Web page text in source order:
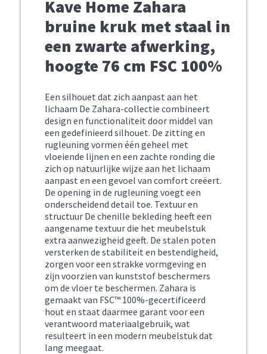
Kave Home Zahara
bruine kruk met staal in
een zwarte afwerking,
hoogte 76 cm FSC 100%
Een silhouet dat zich aanpast aan het
lichaam De Zahara-collectie combineert
design en functionaliteit door middel van
een gedefinieerd silhouet. De zitting en
rugleuning vormen één geheel met
vloeiende lijnen en een zachte ronding die
zich op natuurlijke wijze aan het lichaam
aanpast en een gevoel van comfort creëert.
De opening in de rugleuning voegt een
onderscheidend detail toe. Textuur en
structuur De chenille bekleding heeft een
aangename textuur die het meubelstuk
extra aanwezigheid geeft. De stalen poten
versterken de stabiliteit en bestendigheid,
zorgen voor een strakke vormgeving en
zijn voorzien van kunststof beschermers
om de vloer te beschermen. Zahara is
gemaakt van FSC™ 100%-gecertificeerd
hout en staat daarmee garant voor een
verantwoord materiaalgebruik, wat
resulteert in een modern meubelstuk dat
lang meegaat.